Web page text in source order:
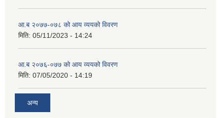
आ.ब २०७७-०७८ को आय व्ययको विवरण
मिति: 05/11/2023 - 14:24
आ.ब २०७६-०७७ को आय व्ययको विवरण
मिति: 07/05/2020 - 14:19
अन्य